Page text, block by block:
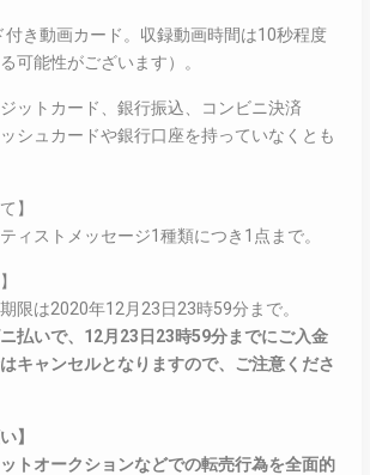
付き動画カード。収録動画時間は10秒程度
可能性がございます）。
ジットカード、銀行振込、コンビニ決済
シュカードや銀行口座を持っていなくとも
】
ィストメッセージ1種類につき1点まで。
限は2020年12月23日23時59分まで。
払いで、12月23日23時59分までにご入金
キャンセルとなりますので、ご注意くださ
】
トオークションなどでの転売行為を全面的